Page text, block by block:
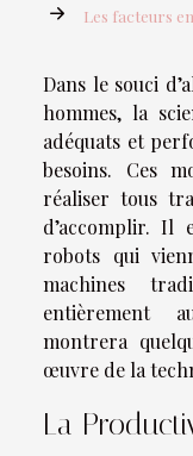
Les facteurs
Dans le souci
hommes, la
adéquats et
besoins. Ces
réaliser tous
d’accomplir. Il
robots qui
machines
entièrement
montrera
œuvre de la
La